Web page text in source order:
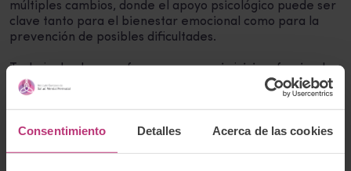
Consentimiento Detalles Acerca de las cookies
múltiples cambios, donde el apoyo psicológico puede ser
clave tanto para el bienestar emocional como para la
prevención de posibles dificultades.
Trabajo desde un enfoque cercano, sin juicio, ofreciendo
un espacio seguro donde poder sentirse comprendida,
acompañada y sostenida, además de dar soporte a la